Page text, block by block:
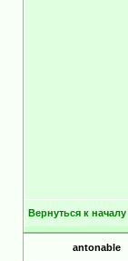
Вернуться к началу
antonable